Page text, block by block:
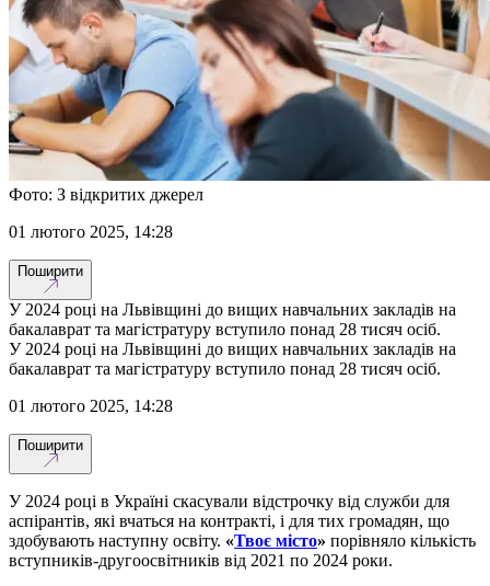
Фото: З відкритих джерел
01 лютого 2025, 14:28
Поширити
У 2024 році на Львівщині до вищих навчальних закладів на
бакалаврат та магістратуру вступило понад 28 тисяч осіб.
У 2024 році на Львівщині до вищих навчальних закладів на
бакалаврат та магістратуру вступило понад 28 тисяч осіб.
01 лютого 2025, 14:28
Поширити
У 2024 році в Україні скасували відстрочку від служби для
аспірантів, які вчаться на контракті, і для тих громадян, що
здобувають наступну освіту. «Твоє місто» порівняло кількість
вступників-другоосвітників від 2021 по 2024 роки.